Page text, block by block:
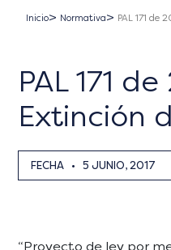
Inicio Normativa PAL 171 de
PAL 171
Extinción
FECHA • 5 JUNIO, 2017
“Proyecto de ley por